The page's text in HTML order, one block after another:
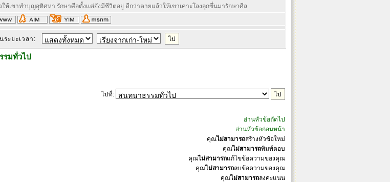
เขาทำบุญอุทิศหา รักษาศีลตั้งแต่ยังมีชีวิตอยู่ ดีกว่าตายแล้วให้เขาเคาะโลงลุกขึ่นมารักษาศีล
ะยะเวลา:
รมทั่วไป
ไปที่:
อ่านหัวข้อถัดไป
อ่านหัวข้อก่อนหน้า
คุณไม่สามารถสร้างหัวข้อใหม่
คุณไม่สามารถพิมพ์ตอบ
คุณไม่สามารถแก้ไขข้อความของคุณ
คุณไม่สามารถลบข้อความของคุณ
คุณไม่สามารถลงคะแนน